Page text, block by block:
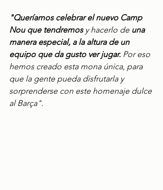
"Queríamos celebrar el nuevo Camp
Nou que tendremos y hacerlo de una
manera especial, a la altura de un
equipo que da gusto ver jugar. Por eso
hemos creado esta mona única, para
que la gente pueda disfrutarla y
sorprenderse con este homenaje dulce
al Barça".